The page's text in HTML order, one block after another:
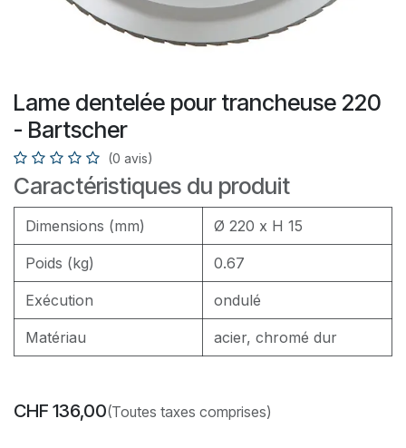
Lame dentelée pour trancheuse 220
- Bartscher
(0 avis)
Caractéristiques du produit
Dimensions (mm) Ø 220 x H 15
Poids (kg) 0.67
Exécution ondulé
Matériau acier, chromé dur
CHF 136,00(Toutes taxes comprises)